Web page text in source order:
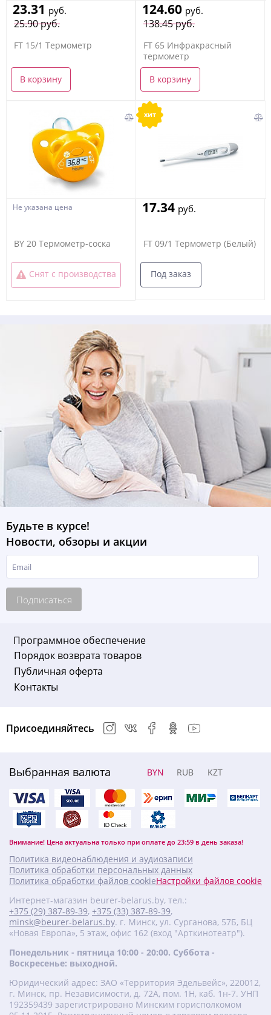
25.90 руб.
23.31 руб.
FT 15/1 Термометр
В корзину
138.45 руб.
124.60 руб.
FT 65 Инфракрасный
термометр
В корзину
Не указана цена
BY 20 Термометр-соска
Снят с производства
хит
17.34 руб.
FT 09/1 Термометр (Белый)
Под заказ
Будьте в курсе!
Новости, обзоры и акции
Подписаться
Программное обеспечение
Порядок возврата товаров
Публичная оферта
Контакты
Выбранная валюта BYN RUB KZT
Внимание! Цена актуальна только при оплате до 23:59 в день заказа!
Присоединяйтесь
Политика видеонаблюдения и аудиозаписи
Политика обработки персональных данных
Политика обработки файлов cookieНастройки файлов cookie
Интернет-магазин beurer-belarus.by, тел.:
+375 (29) 387-89-39, +375 (33) 387-89-39,
minsk@beurer-belarus.by. г. Минск, ул. Сурганова, 57Б, БЦ
«Новая Европа», 5 этаж, офис 162 (вход "Арткинотеатр").
Понедельник - пятница 10:00 - 20:00. Суббота -
Воскресенье: выходной.
Юридический адрес: ЗАО «Территория Эдельвейс», 220012,
г. Минск, пр. Независимости, д. 72А, пом. 1Н, каб. 1н-7. УНП
‎192359439 зарегистрировано Минским горисполкомом